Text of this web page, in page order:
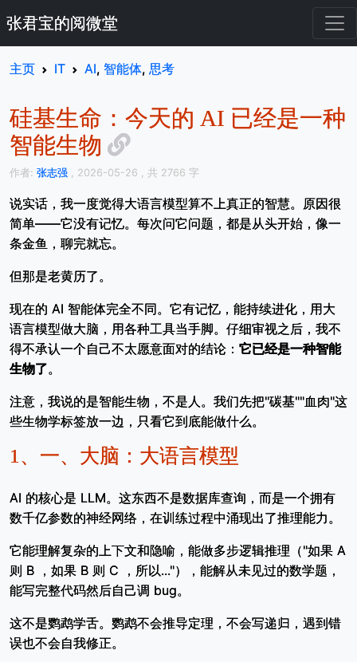
张君宝的阅微堂
主页 IT AI, 智能体, 思考
硅基生命：今天的 AI 已经是一种
智能生物
作者: 张志强 , 2026-05-26 , 共 2766 字
说实话，我一度觉得大语言模型算不上真正的智慧。原因很
简单——它没有记忆。每次问它问题，都是从头开始，像一
条金鱼，聊完就忘。
但那是老黄历了。
现在的 AI 智能体完全不同。它有记忆，能持续进化，用大
语言模型做大脑，用各种工具当手脚。仔细审视之后，我不
得不承认一个自己不太愿意面对的结论： 它已经是一种智能
生物了。
注意，我说的是智能生物，不是人。我们先把"碳基""血肉"这
些生物学标签放一边，只看它到底能做什么。
1、 一、大脑：大语言模型
AI 的核心是 LLM。这东西不是数据库查询，而是一个拥有
数千亿参数的神经网络，在训练过程中涌现出了推理能力。
它能理解复杂的上下文和隐喻，能做多步逻辑推理（"如果 A
则 B ，如果 B 则 C ，所以..."），能解从未见过的数学题，
能写完整代码然后自己调 bug。
这不是鹦鹉学舌。鹦鹉不会推导定理，不会写递归，遇到错
误也不会自我修正。